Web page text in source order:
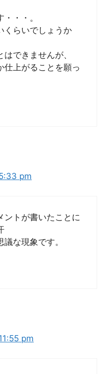
・・。
くらいでしょうか
できませんが、
仕上がることを願っ
pm
ントが書いたことに
な現象です。
pm